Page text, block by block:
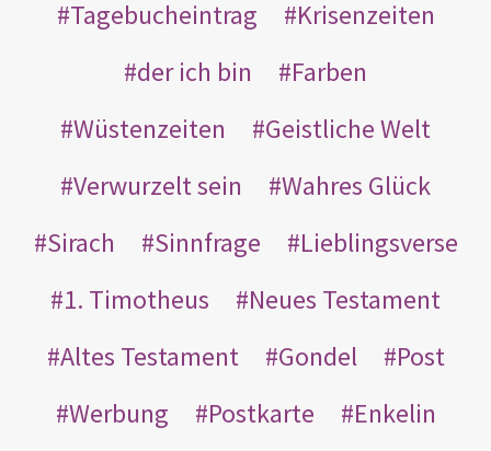
Tagebucheintrag
Krisenzeiten
der ich bin
Farben
Wüstenzeiten
Geistliche Welt
Verwurzelt sein
Wahres Glück
Sirach
Sinnfrage
Lieblingsverse
1. Timotheus
Neues Testament
Altes Testament
Gondel
Post
Werbung
Postkarte
Enkelin